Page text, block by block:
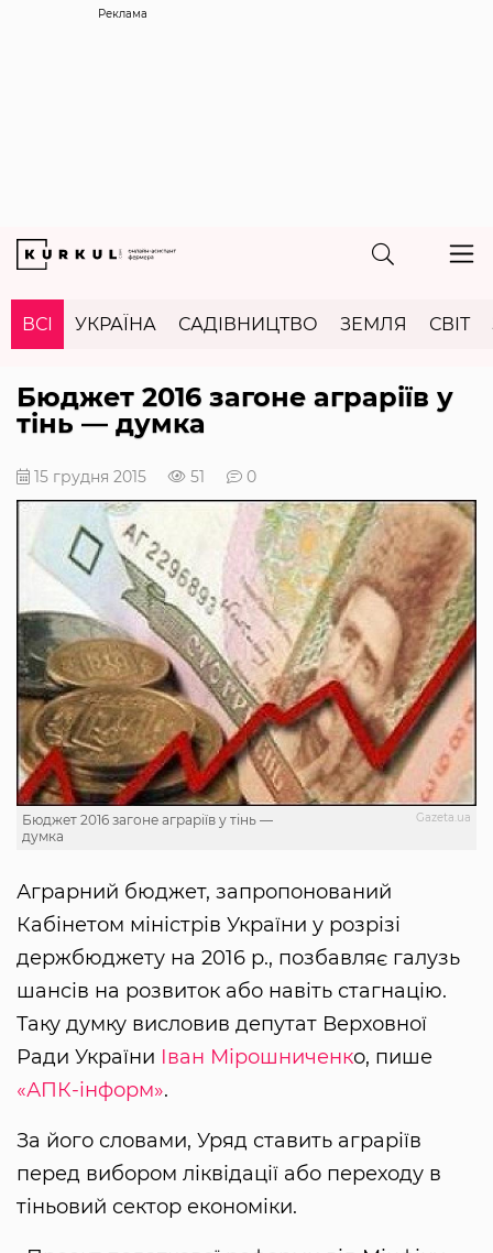
Реклама
ВСІ УКРАЇНА САДІВНИЦТВО ЗЕМЛЯ СВІТ
Бюджет 2016 загоне аграріїв у
тінь — думка
15 грудня 2015 51 0
Gazeta.ua
Бюджет 2016 загоне аграріїв у тінь —
думка
Аграрний бюджет, запропонований
Кабінетом міністрів України у розрізі
держбюджету на 2016 р., позбавляє галузь
шансів на розвиток або навіть стагнацію.
Таку думку висловив депутат Верховної
Ради України Іван Мірошниченко, пише
«АПК-інформ».
За його словами, Уряд ставить аграріїв
перед вибором ліквідації або переходу в
тіньовий сектор економіки.